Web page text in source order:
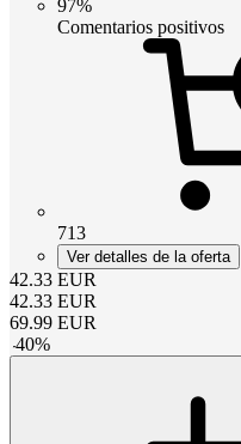
97%
Comentarios positivos
713
Ver detalles de la oferta
42.33 EUR
42.33 EUR
69.99 EUR
-40%